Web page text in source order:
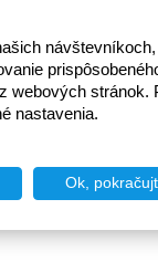
webových stránok.
nastavenia.
Ok,